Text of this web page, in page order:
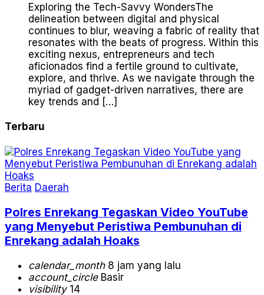
Exploring the Tech-Savvy WondersThe
delineation between digital and physical
continues to blur, weaving a fabric of reality that
resonates with the beats of progress. Within this
exciting nexus, entrepreneurs and tech
aficionados find a fertile ground to cultivate,
explore, and thrive. As we navigate through the
myriad of gadget-driven narratives, there are
key trends and […]
Terbaru
Berita Daerah
Polres Enrekang Tegaskan Video YouTube
yang Menyebut Peristiwa Pembunuhan di
Enrekang adalah Hoaks
calendar_month8 jam yang lalu
account_circleBasir
visibility14